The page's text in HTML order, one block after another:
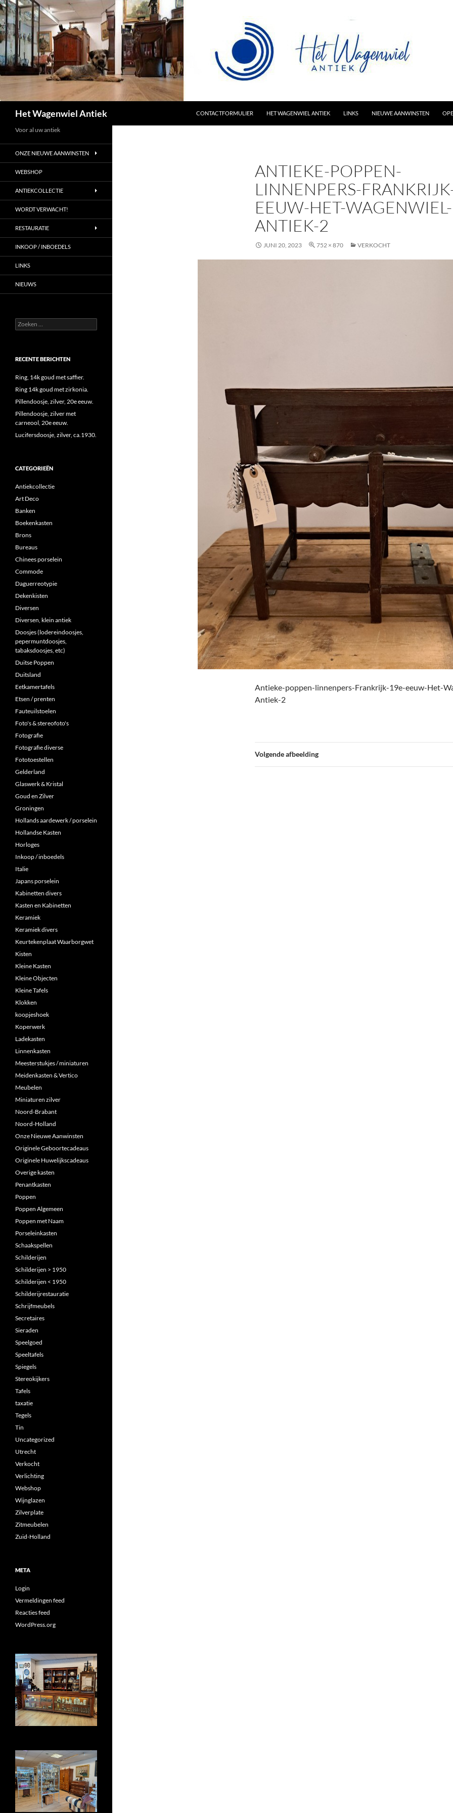
Het Wagenwiel Antiek
CONTACTFORMULIER
HET WAGENWIEL ANTIEK LINKS NIEUWE AANWINSTEN
ANTIEKE-POPPEN-
LINNENPERS-
EEUW-HET-WAGENWIEL-
ANTIEK-2
JUNI 20, 2023 752 × 870 VERKOCHT
Antieke-poppen-linnenpers-Frankrijk-19e-eeuw-Het-
Antiek-2
Volgende afbeelding
Voor al uw antiek
ONZE NIEUWE AANWINSTEN
WEBSHOP
ANTIEKCOLLECTIE
WORDT VERWACHT!
RESTAURATIE
INKOOP / INBOEDELS
LINKS
NIEUWS
Zoeken
naar:
RECENTE BERICHTEN
Ring, 14k goud met saffier.
Ring 14k goud met zirkonia.
Pillendoosje, zilver, 20e eeuw.
Pillendoosje, zilver met
carneool, 20e eeuw.
Lucifersdoosje, zilver, ca.1930.
CATEGORIEËN
Antiekcollectie
Art Deco
Banken
Boekenkasten
Brons
Bureaus
Chinees porselein
Commode
Daguerreotypie
Dekenkisten
Diversen
Diversen, klein antiek
Doosjes (lodereindoosjes,
pepermuntdoosjes,
tabaksdoosjes, etc)
Duitse Poppen
Duitsland
Eetkamertafels
Etsen / prenten
Fauteuilstoelen
Foto's & stereofoto's
Fotografie
Fotografie diverse
Fototoestellen
Gelderland
Glaswerk & Kristal
Goud en Zilver
Groningen
Hollands aardewerk / porselein
Hollandse Kasten
Horloges
Inkoop / inboedels
Italie
Japans porselein
Kabinetten divers
Kasten en Kabinetten
Keramiek
Keramiek divers
Keurtekenplaat Waarborgwet
Kisten
Kleine Kasten
Kleine Objecten
Kleine Tafels
Klokken
koopjeshoek
Koperwerk
Ladekasten
Linnenkasten
Meesterstukjes / miniaturen
Meidenkasten & Vertico
Meubelen
Miniaturen zilver
Noord-Brabant
Noord-Holland
Onze Nieuwe Aanwinsten
Originele Geboortecadeaus
Originele Huwelijkscadeaus
Overige kasten
Penantkasten
Poppen
Poppen Algemeen
Poppen met Naam
Porseleinkasten
Schaakspellen
Schilderijen
Schilderijen > 1950
Schilderijen < 1950
Schilderijrestauratie
Schrijfmeubels
Secretaires
Sieraden
Speelgoed
Speeltafels
Spiegels
Stereokijkers
Tafels
taxatie
Tegels
Tin
Uncategorized
Utrecht
Verkocht
Verlichting
Webshop
Wijnglazen
Zilverplate
Zitmeubelen
Zuid-Holland
META
Login
Vermeldingen feed
Reacties feed
WordPress.org